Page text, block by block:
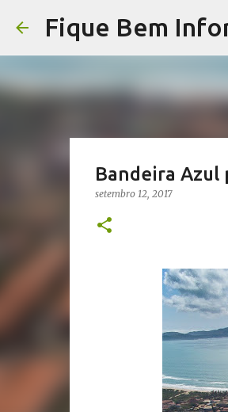
Fique Bem
Bandeira Azul
setembro 12, 2017